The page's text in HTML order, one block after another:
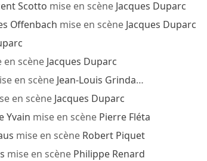
Scotto mise en scène Jacques Duparc
Offenbach mise en scène Jacques Duparc
en scène Jacques Duparc
en scène Jean-Louis Grinda…
en scène Jacques Duparc
Yvain mise en scène Pierre Fléta
mise en scène Robert Piquet
mise en scène Philippe Renard